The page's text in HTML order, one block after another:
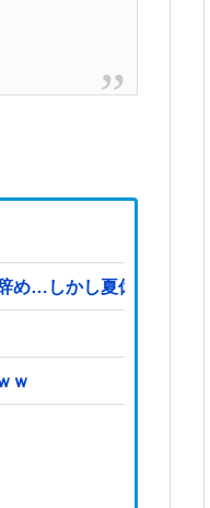
め…しかし夏休み最終
ｗ